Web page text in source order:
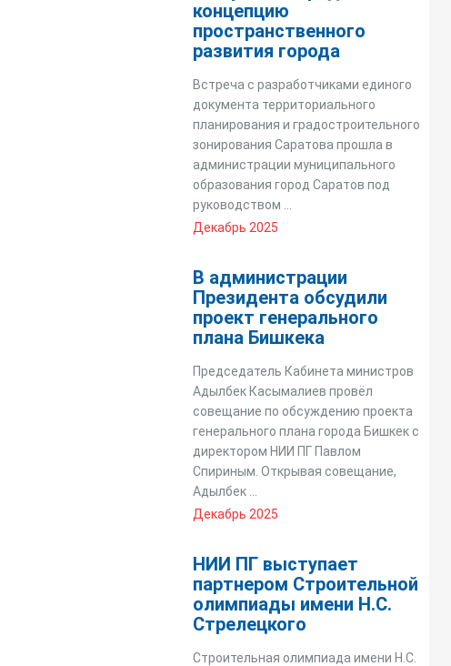
концепцию
пространственного
развития города
Встреча с разработчиками единого
документа территориального
планирования и градостроительного
зонирования Саратова прошла в
администрации муниципального
образования город Саратов под
руководством ...
Декабрь 2025
В администрации
Президента обсудили
проект генерального
плана Бишкека
Председатель Кабинета министров
Адылбек Касымалиев провёл
совещание по обсуждению проекта
генерального плана города Бишкек с
директором НИИ ПГ Павлом
Спириным. Открывая совещание,
Адылбек ...
Декабрь 2025
НИИ ПГ выступает
партнером Строительной
олимпиады имени Н.С.
Стрелецкого
Строительная олимпиада имени Н.С.